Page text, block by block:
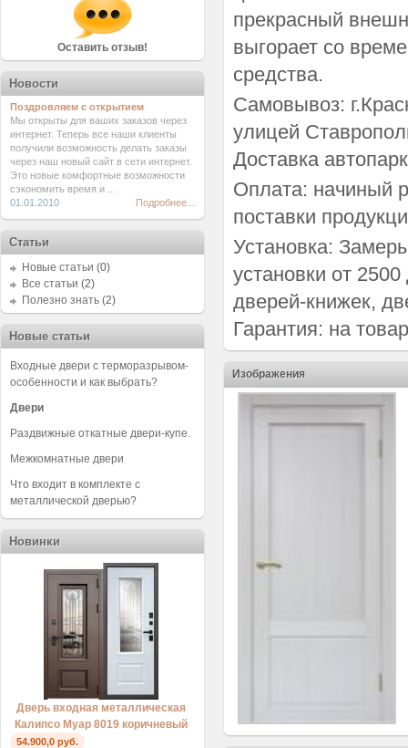
прекрасный
выгорает со
средства.
Самовывоз:
улицей
Доставка
Оплата: начиный
поставки
Установка:
установки от
дверей-книжек,
Гарантия: на
Изображения
Оставить отзыв!
Новости
Поздровляем с открытием
Мы открыты для ваших заказов через
интернет. Теперь все наши клиенты
получили возможность делать заказы
через наш новый сайт в сети интернет.
Это новые комфортные возможности
сэкономить время и ...
01.01.2010
Подробнее...
Статьи
Новые статьи (0)
Все статьи (2)
Полезно знать (2)
Новые статьи
Входные двери с терморазрывом-
особенности и как выбрать?
Двери
Раздвижные откатные двери-купе.
Межкомнатные двери
Что входит в комплекте с
металлической дверью?
Новинки
Дверь входная металлическая
Калипсо Муар 8019 коричневый
54.900,0 руб.